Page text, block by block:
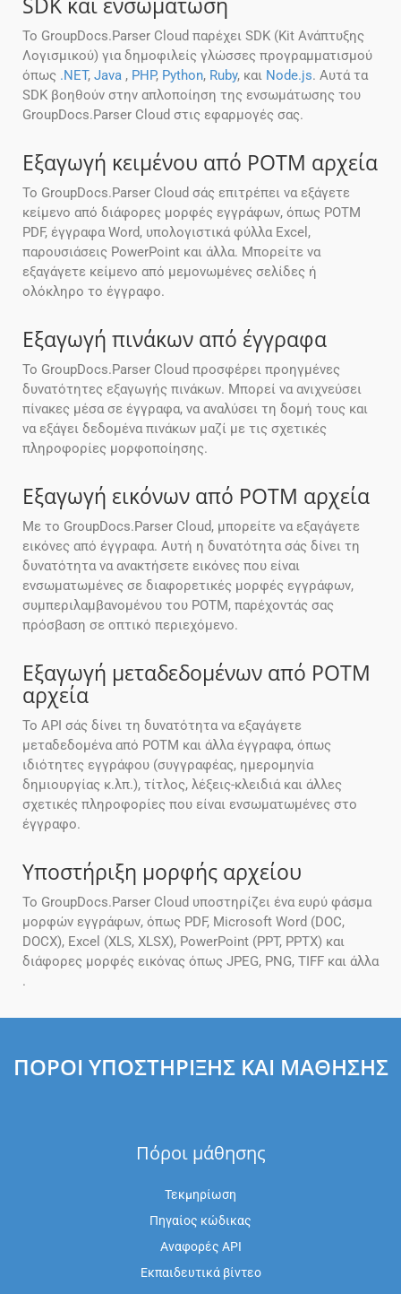
Το GroupDocs.Parser Cloud παρέχει SDK (Kit Ανάπτυξης
Λογισμικού) για δημοφιλείς γλώσσες προγραμματισμού
όπως .NET, Java , PHP, Python, Ruby, και Node.js. Αυτά τα
SDK βοηθούν στην απλοποίηση της ενσωμάτωσης του
GroupDocs.Parser Cloud στις εφαρμογές σας.
Εξαγωγή κειμένου από POTM αρχεία
Το GroupDocs.Parser Cloud σάς επιτρέπει να εξάγετε
κείμενο από διάφορες μορφές εγγράφων, όπως POTM
PDF, έγγραφα Word, υπολογιστικά φύλλα Excel,
παρουσιάσεις PowerPoint και άλλα. Μπορείτε να
εξαγάγετε κείμενο από μεμονωμένες σελίδες ή
ολόκληρο το έγγραφο.
Εξαγωγή πινάκων από έγγραφα
Το GroupDocs.Parser Cloud προσφέρει προηγμένες
δυνατότητες εξαγωγής πινάκων. Μπορεί να ανιχνεύσει
πίνακες μέσα σε έγγραφα, να αναλύσει τη δομή τους και
να εξάγει δεδομένα πινάκων μαζί με τις σχετικές
πληροφορίες μορφοποίησης.
Εξαγωγή εικόνων από POTM αρχεία
Με το GroupDocs.Parser Cloud, μπορείτε να εξαγάγετε
εικόνες από έγγραφα. Αυτή η δυνατότητα σάς δίνει τη
δυνατότητα να ανακτήσετε εικόνες που είναι
ενσωματωμένες σε διαφορετικές μορφές εγγράφων,
συμπεριλαμβανομένου του POTM, παρέχοντάς σας
πρόσβαση σε οπτικό περιεχόμενο.
Εξαγωγή μεταδεδομένων από POTM
αρχεία
Το API σάς δίνει τη δυνατότητα να εξαγάγετε
μεταδεδομένα από POTM και άλλα έγγραφα, όπως
ιδιότητες εγγράφου (συγγραφέας, ημερομηνία
δημιουργίας κ.λπ.), τίτλος, λέξεις-κλειδιά και άλλες
σχετικές πληροφορίες που είναι ενσωματωμένες στο
έγγραφο.
Υποστήριξη μορφής αρχείου
Το GroupDocs.Parser Cloud υποστηρίζει ένα ευρύ φάσμα
μορφών εγγράφων, όπως PDF, Microsoft Word (DOC,
DOCX), Excel (XLS, XLSX), PowerPoint (PPT, PPTX) και
διάφορες μορφές εικόνας όπως JPEG, PNG, TIFF και άλλα
.
ΠΌΡΟΙ ΥΠΟΣΤΉΡΙΞΗΣ ΚΑΙ ΜΆΘΗΣΗΣ
Πόροι μάθησης
Τεκμηρίωση
Πηγαίος κώδικας
Αναφορές API
Εκπαιδευτικά βίντεο